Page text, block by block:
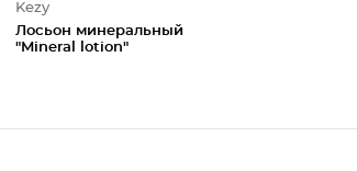
Kezy
Лосьон минеральный
"Mineral lotion"